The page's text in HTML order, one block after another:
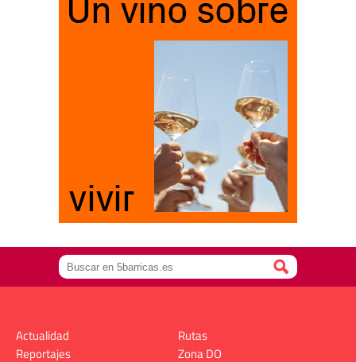
Actualidad
Reportajes
Rutas
Zona DO